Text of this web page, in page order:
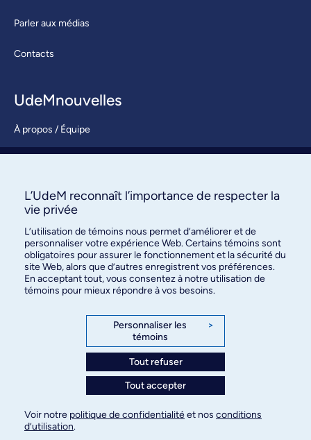
Parler aux médias
Contacts
UdeMnouvelles
À propos / Équipe
S’abonner
des relations publiques
3744, rue Jean-Brillant, bureau 490
Montréal (Québec) H3T 1P1
Paramètres des témoins
© Université de Montréal, 2026. Tous droits
L’UdeM reconnaît l’importance de respecter la
vie privée
L’utilisation de témoins nous permet d’améliorer et de
personnaliser votre expérience Web. Certains témoins sont
obligatoires pour assurer le fonctionnement et la sécurité du
site Web, alors que d’autres enregistrent vos préférences.
En acceptant tout, vous consentez à notre utilisation de
témoins pour mieux répondre à vos besoins.
Personnaliser les
témoins
>
Tout refuser
Tout accepter
Voir notre politique de confidentialitéet nos conditions
d’utilisation.